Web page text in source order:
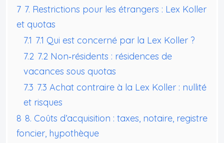
7 7. Restrictions pour les étrangers : Lex Koller
et quotas
7.1 7.1 Qui est concerné par la Lex Koller ?
7.2 7.2 Non‑résidents : résidences de
vacances sous quotas
7.3 7.3 Achat contraire à la Lex Koller : nullité
et risques
8 8. Coûts d’acquisition : taxes, notaire, registre
foncier, hypothèque